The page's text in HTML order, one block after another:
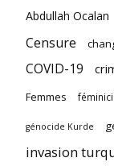
Abdullah Ocalan
Censure
COVID-19
Femmes
génocide Kurde
invasion